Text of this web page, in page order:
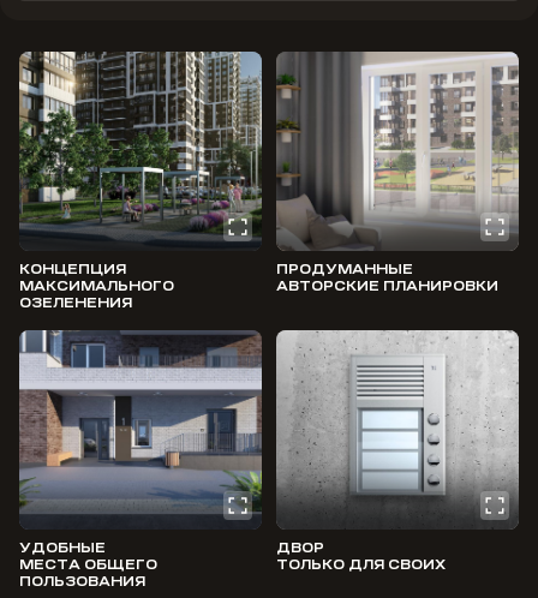
КОНЦЕПЦИЯ
МАКСИМАЛЬНОГО
ОЗЕЛЕНЕНИЯ
ПРОДУМАННЫЕ
АВТОРСКИЕ ПЛАНИРОВКИ
УДОБНЫЕ
МЕСТА ОБЩЕГО
ПОЛЬЗОВАНИЯ
ДВОР
ТОЛЬКО ДЛЯ СВОИХ